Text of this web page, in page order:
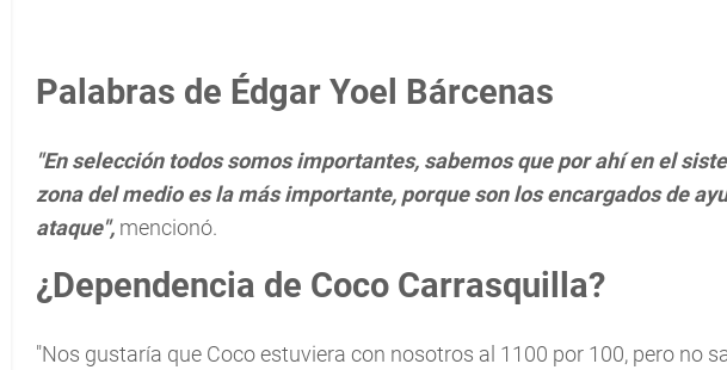
Palabras de Édgar Yoel Bárcenas
"En selección todos somos importantes, sabemos que por ahí en el
zona del medio es la más importante, porque son los encargados de
ataque", mencionó.
¿Dependencia de Coco Carrasquilla?
"Nos gustaría que Coco estuviera con nosotros al 1100 por 100, pero no